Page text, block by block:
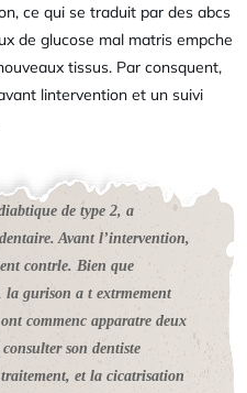
ce qui se traduit par des abcs
de glucose mal matris empche
tissus. Par consquent,
lintervention et un suivi
de type 2, a
Avant l’intervention,
contrle. Bien que
la gurison a t extrmement
commenc apparatre deux
son dentiste
et la cicatrisation